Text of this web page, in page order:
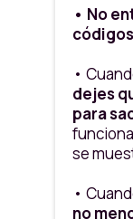
• No
códigos
•
dejes
para
se
•
no